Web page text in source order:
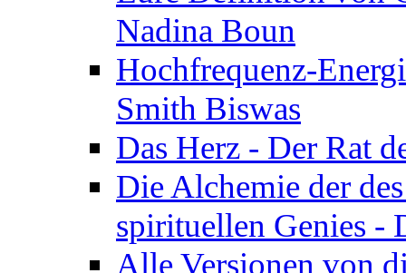
Nadina Boun
Hochfrequenz-
Smith Biswas
Das Herz - Der Rat
Die Alchemie der
spirituellen Genies -
Alle Versionen von